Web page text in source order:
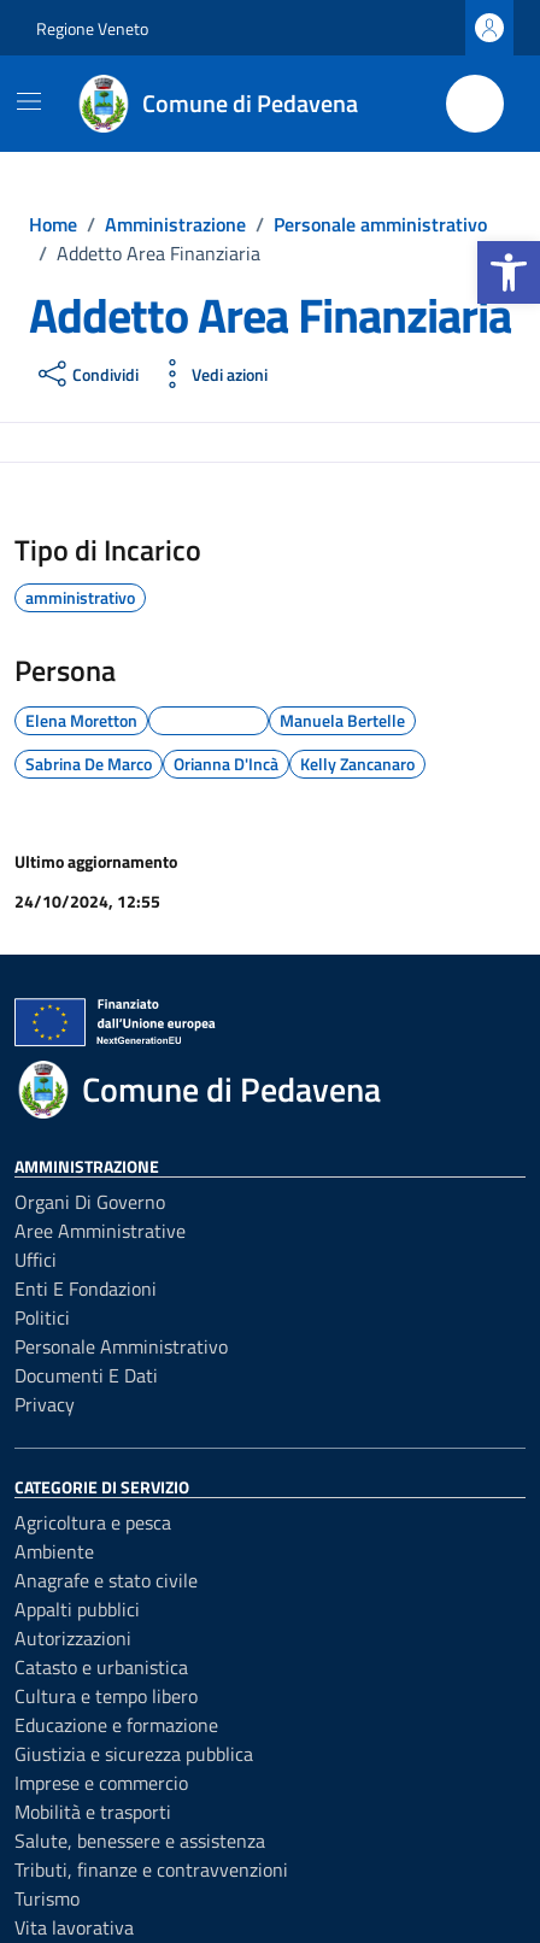
Regione Veneto
Comune di Pedavena
Home / Amministrazione / Personale amministrativo
/ Addetto Area Finanziaria
Addetto Area Finanziaria
Condividi Vedi azioni
Tipo di Incarico
amministrativo
Persona
Elena Moretton
Manuela Bertelle
Sabrina De Marco
Orianna D'Incà Kelly Zancanaro
Ultimo aggiornamento
24/10/2024, 12:55
Comune di Pedavena
AMMINISTRAZIONE
Organi Di Governo
Aree Amministrative
Uffici
Enti E Fondazioni
Politici
Personale Amministrativo
Documenti E Dati
Privacy
CATEGORIE DI SERVIZIO
Agricoltura e pesca
Ambiente
Anagrafe e stato civile
Appalti pubblici
Autorizzazioni
Catasto e urbanistica
Cultura e tempo libero
Educazione e formazione
Giustizia e sicurezza pubblica
Imprese e commercio
Mobilità e trasporti
Salute, benessere e assistenza
Tributi, finanze e contravvenzioni
Turismo
Vita lavorativa
Apri la